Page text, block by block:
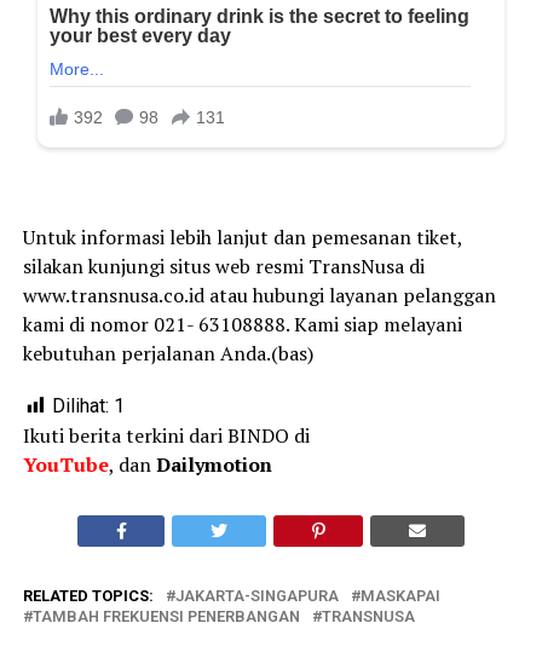
Untuk informasi lebih lanjut dan pemesanan tiket,
silakan kunjungi situs web resmi TransNusa di
www.transnusa.co.id atau hubungi layanan pelanggan
kami di nomor 021- 63108888. Kami siap melayani
kebutuhan perjalanan Anda.(bas)
Dilihat: 1
Ikuti berita terkini dari BINDO di
YouTube, danDailymotion
RELATED TOPICS: JAKARTA-SINGAPURA
MASKAPAI
TAMBAH FREKUENSI PENERBANGAN
TRANSNUSA